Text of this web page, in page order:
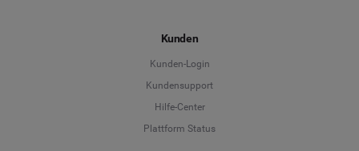
Kunden
Kunden-Login
Kundensupport
Hilfe-Center
Plattform Status